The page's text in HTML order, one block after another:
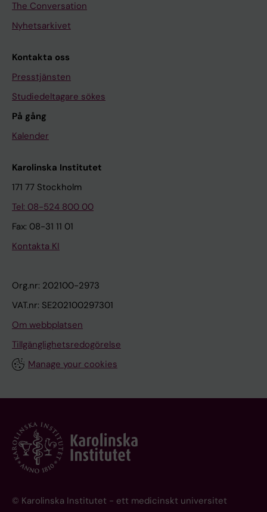
The Conversation
Nyhetsarkivet
Kontakta oss
Presstjänsten
Studiedeltagare sökes
På gång
Kalender
Karolinska Institutet
171 77 Stockholm
Tel: 08-524 800 00
Fax: 08-31 11 01
Kontakta KI
Org.nr: 202100-2973
VAT.nr: SE202100297301
Om webbplatsen
Tillgänglighetsredogörelse
Manage your cookies
© Karolinska Institutet - ett medicinskt universitet